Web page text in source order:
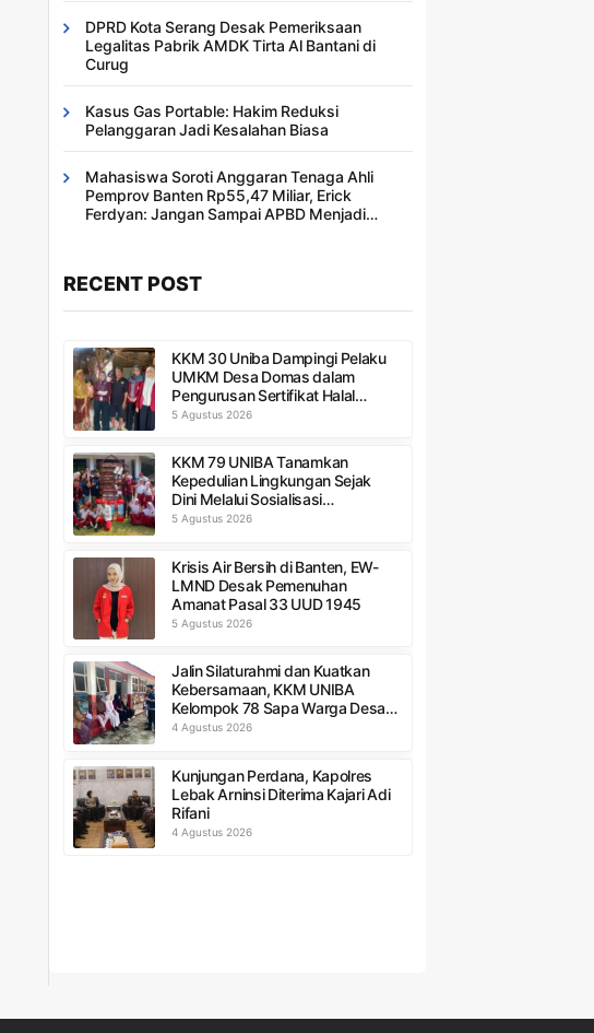
DPRD Kota Serang Desak Pemeriksaan
Legalitas Pabrik AMDK Tirta Al Bantani di
Curug
Kasus Gas Portable: Hakim Reduksi
Pelanggaran Jadi Kesalahan Biasa ​
Mahasiswa Soroti Anggaran Tenaga Ahli
Pemprov Banten Rp55,47 Miliar, Erick
Ferdyan: Jangan Sampai APBD Menjadi
RECENT POST
KKM 30 Uniba Dampingi Pelaku
UMKM Desa Domas dalam
Pengurusan Sertifikat Halal
Produk
5 Agustus 2026
KKM 79 UNIBA Tanamkan
Kepedulian Lingkungan Sejak
Dini Melalui Sosialisasi
Pengelolaan Sampah di SDN 1
5 Agustus 2026
Krisis Air Bersih di Banten, EW-
LMND Desak Pemenuhan
Amanat Pasal 33 UUD 1945
5 Agustus 2026
Jalin Silaturahmi dan Kuatkan
Kebersamaan, KKM UNIBA
Kelompok 78 Sapa Warga Desa
Sumurbandung
4 Agustus 2026
Kunjungan Perdana, Kapolres
Lebak Arninsi Diterima Kajari Adi
Rifani
4 Agustus 2026